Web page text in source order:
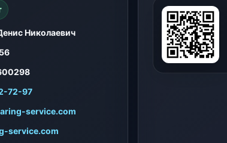
Николаевич
72-97
service.com
service.com